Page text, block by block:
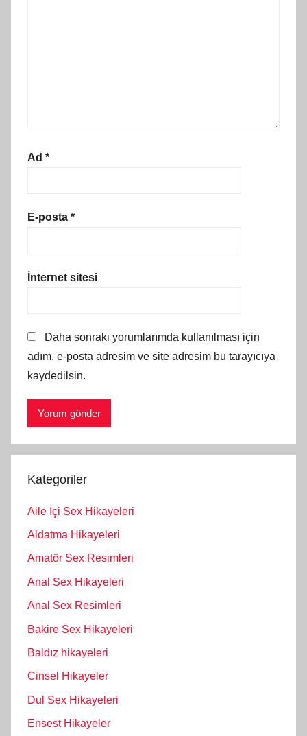
Ad *
E-posta *
İnternet sitesi
Daha sonraki yorumlarımda kullanılması için
adım, e-posta adresim ve site adresim bu tarayıcıya
kaydedilsin.
Kategoriler
Aile İçi Sex Hikayeleri
Aldatma Hikayeleri
Amatör Sex Resimleri
Anal Sex Hikayeleri
Anal Sex Resimleri
Bakire Sex Hikayeleri
Baldız hikayeleri
Cinsel Hikayeler
Dul Sex Hikayeleri
Ensest Hikayeler